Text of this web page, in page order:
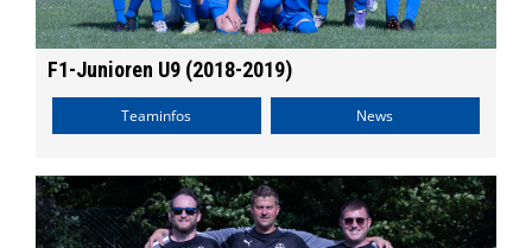
F1-Junioren U9 (2018-2019)
Teaminfos News